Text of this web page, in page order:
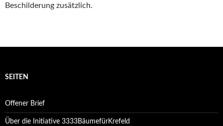
Beschilderung zusätzlich.
SEITEN
Offener Brief
Über die Initiative 3333BäumefürKrefeld